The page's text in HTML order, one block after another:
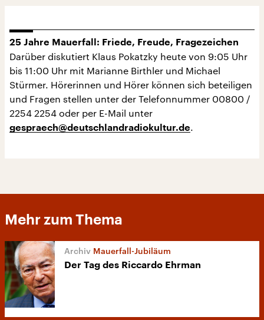
25 Jahre Mauerfall: Friede, Freude, Fragezeichen
Darüber diskutiert Klaus Pokatzky heute von 9:05 Uhr
bis 11:00 Uhr mit Marianne Birthler und Michael
Stürmer. Hörerinnen und Hörer können sich beteiligen
und Fragen stellen unter der Telefonnummer 00800 /
2254 2254 oder per E-Mail unter
gespraech@deutschlandradiokultur.de.
Mehr zum Thema
Mauerfall-Jubiläum
Der Tag des Riccardo Ehrman